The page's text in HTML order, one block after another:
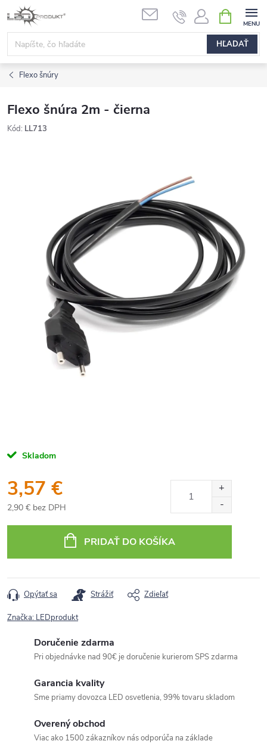
Prejsť
na
obsah
HĽADAŤ
KOŠÍK
Flexo šnúry
Flexo šnúra 2m - čierna
Kód: LL713
Skladom
3,57 €
2,90 € bez DPH
cena:
PRIDAŤ DO KOŠÍKA
Opýtať sa Strážiť Zdieľať
Značka: LEDprodukt
Doručenie zdarma
Pri objednávke nad 90€ je doručenie kurierom SPS zdarma
Garancia kvality
Sme priamy dovozca LED osvetlenia, 99% tovaru skladom
Overený obchod
Viac ako 1500 zákazníkov nás odporúča na základe